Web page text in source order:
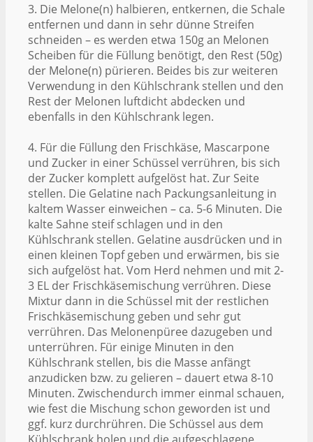
3. Die Melone(n) halbieren, entkernen, die Schale
entfernen und dann in sehr dünne Streifen
schneiden – es werden etwa 150g an Melonen
Scheiben für die Füllung benötigt, den Rest (50g)
der Melone(n) pürieren. Beides bis zur weiteren
Verwendung in den Kühlschrank stellen und den
Rest der Melonen luftdicht abdecken und
ebenfalls in den Kühlschrank legen.
4. Für die Füllung den Frischkäse, Mascarpone
und Zucker in einer Schüssel verrühren, bis sich
der Zucker komplett aufgelöst hat. Zur Seite
stellen. Die Gelatine nach Packungsanleitung in
kaltem Wasser einweichen – ca. 5-6 Minuten. Die
kalte Sahne steif schlagen und in den
Kühlschrank stellen. Gelatine ausdrücken und in
einen kleinen Topf geben und erwärmen, bis sie
sich aufgelöst hat. Vom Herd nehmen und mit 2-
3 EL der Frischkäsemischung verrühren. Diese
Mixtur dann in die Schüssel mit der restlichen
Frischkäsemischung geben und sehr gut
verrühren. Das Melonenpüree dazugeben und
unterrühren. Für einige Minuten in den
Kühlschrank stellen, bis die Masse anfängt
anzudicken bzw. zu gelieren – dauert etwa 8-10
Minuten. Zwischendurch immer einmal schauen,
wie fest die Mischung schon geworden ist und
ggf. kurz durchrühren. Die Schüssel aus dem